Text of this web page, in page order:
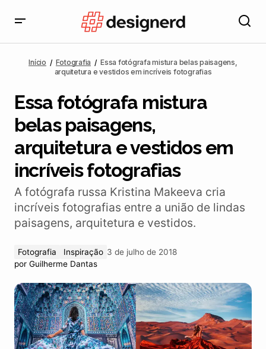
vestidos em incríveis fotografias
Início Fotografia
Essa fotógrafa mistura belas paisagens,
arquitetura e vestidos em incríveis fotografias
Essa fotógrafa mistura
belas paisagens,
arquitetura e vestidos em
incríveis fotografias
A fotógrafa russa Kristina Makeeva cria
incríveis fotografias entre a união de lindas
paisagens, arquitetura e vestidos.
Fotografia Inspiração 3 de julho de 2018
por Guilherme Dantas